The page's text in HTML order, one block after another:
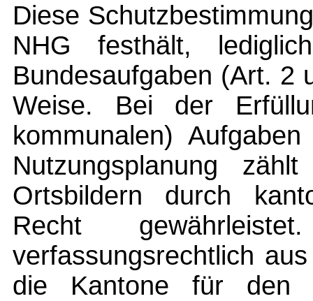
Diese
NHG festhält,
Bundesaufgaben (Art. 2
Weise. Bei der
kommunalen)
Nutzungsplanung
Ortsbildern durch
Recht
verfassungsrechtlich
die Kantone für den